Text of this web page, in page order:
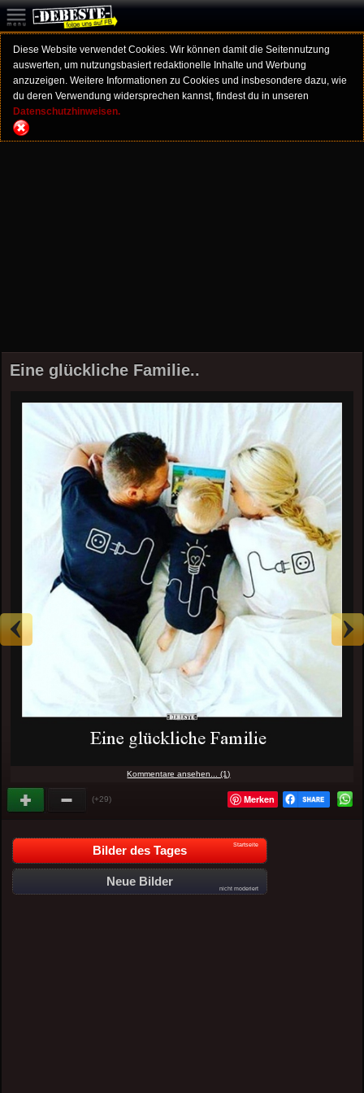
Diese Website verwendet Cookies. Wir können damit die Seitennutzung
auswerten, um nutzungsbasiert redaktionelle Inhalte und Werbung
anzuzeigen. Weitere Informationen zu Cookies und insbesondere dazu, wie
du deren Verwendung widersprechen kannst, findest du in unseren
Datenschutzhinweisen.
Eine glückliche Familie..
Kommentare ansehen... (1)
(+29) Merken
Bilder des Tages Startseite
Neue Bilder
nicht moderiert